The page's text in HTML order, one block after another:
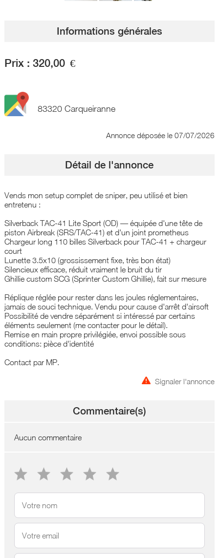
Informations générales
Prix : 320,00 €
83320 Carqueiranne
Annonce déposée le 07/07/2026
Détail de l'annonce
Vends mon setup complet de sniper, peu utilisé et bien
entretenu :
Silverback TAC-41 Lite Sport (OD) — équipée d'une tête de
piston Airbreak (SRS/TAC-41) et d'un joint prometheus
Chargeur long 110 billes Silverback pour TAC-41 + chargeur
court
Lunette 3.5x10 (grossissement fixe, très bon état)
Silencieux efficace, réduit vraiment le bruit du tir
Ghillie custom SCG (Sprinter Custom Ghillie), fait sur mesure
Réplique réglée pour rester dans les joules réglementaires,
jamais de souci technique. Vendu pour cause d'arrêt d'airsoft
Possibilité de vendre séparément si intéressé par certains
éléments seulement (me contacter pour le détail).
Remise en main propre privilégiée, envoi possible sous
conditions: pièce d'identité
Contact par MP.
Signaler l'annonce
Commentaire(s)
Aucun commentaire